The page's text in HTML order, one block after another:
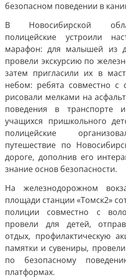
безопасном поведении в
В Новосибирской
полицейские устроили
марафон: для малышей из
провели экскурсию по
затем пригласили их в
небом: ребята совместно с
рисовали мелками на
поведения в транспорте
учащихся пришкольного
полицейские
путешествие по
дороге, дополнив его
знание основ безопасности.
На железнодорожном
площади станции «Томск2»
полиции совместно с
провели для детей,
отдых, профилактическую
памятки и сувениры,
по безопасному
платформах.